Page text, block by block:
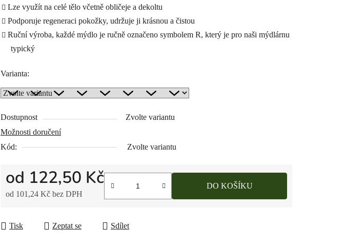
Lze využít na celé tělo včetně obličeje a dekoltu
Podporuje regeneraci pokožky, udržuje ji krásnou a čistou
Ruční výroba, každé mýdlo je ručně označeno symbolem R, který je pro naši mýdlárnu
typický
Varianta:
Dostupnost
Zvolte variantu
Možnosti doručení
Kód:
Zvolte variantu
od 122,50 Kč
od 101,24 Kč bez DPH
DO KOŠÍKU
Tisk Zeptat se Sdílet